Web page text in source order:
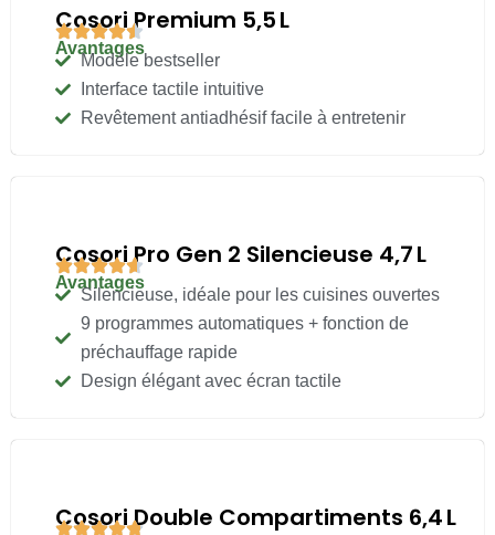
Cosori Premium 5,5 L
Avantages
Modèle bestseller
Interface tactile intuitive
Revêtement antiadhésif facile à entretenir
Cosori Pro Gen 2 Silencieuse 4,7 L
Avantages
Silencieuse, idéale pour les cuisines ouvertes
9 programmes automatiques + fonction de
préchauffage rapide
Design élégant avec écran tactile
Cosori Double Compartiments 6,4 L